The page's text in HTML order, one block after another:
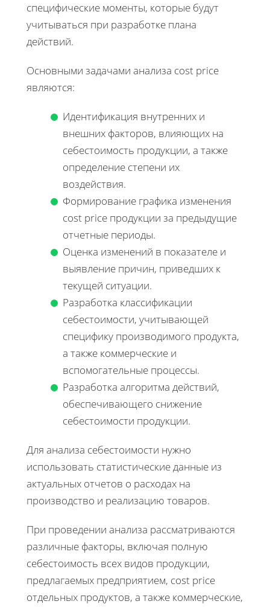
специфические моменты, которые будут
учитываться при разработке плана
действий.
Основными задачами анализа cost price
являются:
Идентификация внутренних и
внешних факторов, влияющих на
себестоимость продукции, а также
определение степени их
воздействия.
Формирование графика изменения
cost price продукции за предыдущие
отчетные периоды.
Оценка изменений в показателе и
выявление причин, приведших к
текущей ситуации.
Разработка классификации
себестоимости, учитывающей
специфику производимого продукта,
а также коммерческие и
вспомогательные процессы.
Разработка алгоритма действий,
обеспечивающего снижение
себестоимости продукции.
Для анализа себестоимости нужно
использовать статистические данные из
актуальных отчетов о расходах на
производство и реализацию товаров.
При проведении анализа рассматриваются
различные факторы, включая полную
себестоимость всех видов продукции,
предлагаемых предприятием, cost price
отдельных продуктов, а также коммерческие,